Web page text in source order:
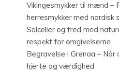
Vikingesmykker til mænd –
herresmykker med nordisk
Solceller og fred med
respekt for omgivelserne
Begravelse i Grenaa –
hjerte og værdighed